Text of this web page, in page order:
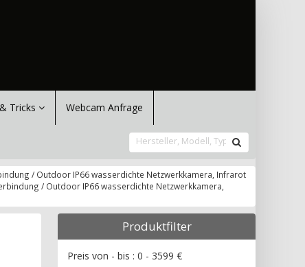
Tricks Webcam Anfrage
/ Outdoor IP66 wasserdichte Netzwerkkamera, Infrarot
/ Outdoor IP66 wasserdichte Netzwerkkamera,
Produktfilter
Preis von - bis : 0 - 3599 €